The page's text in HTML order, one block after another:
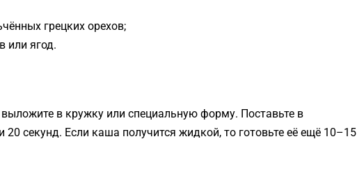
грецких орехов;
или ягод.
в кружку или специальную форму. Поставьте в
секунд. Если каша получится жидкой, то готовьте её ещё 10–15